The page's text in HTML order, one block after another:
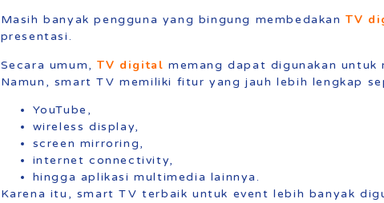
Masih banyak pengguna yang bingung membedakanTV
presentasi.
Secara umum,TV digital memang dapat digunakan untuk
Namun, smart TV memiliki fitur yang jauh lebih lengkap
YouTube,
wireless display,
screen mirroring,
internet connectivity,
hingga aplikasi multimedia lainnya.
Karena itu, smart TV terbaik untuk event lebih banyak